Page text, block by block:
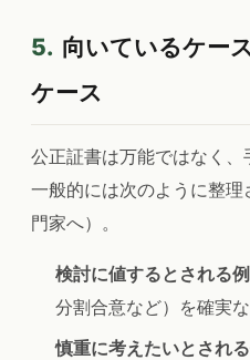
5. 向いているケー
ケース
公正証書は万能ではなく、
一般的には次のように整
門家へ）。
検討に値するとされる例
分割合意など）を確実
慎重に考えたいとされる